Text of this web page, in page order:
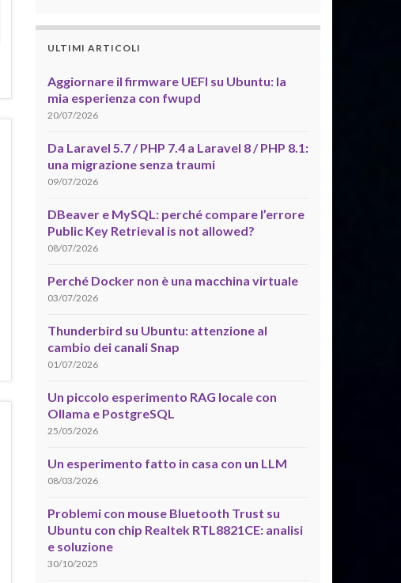
ULTIMI ARTICOLI
Aggiornare il firmware UEFI su Ubuntu: la
mia esperienza con fwupd
20/07/2026
Da Laravel 5.7 / PHP 7.4 a Laravel 8 / PHP 8.1:
una migrazione senza traumi
09/07/2026
DBeaver e MySQL: perché compare l’errore
Public Key Retrieval is not allowed?
08/07/2026
Perché Docker non è una macchina virtuale
03/07/2026
Thunderbird su Ubuntu: attenzione al
cambio dei canali Snap
01/07/2026
Un piccolo esperimento RAG locale con
Ollama e PostgreSQL
25/05/2026
Un esperimento fatto in casa con un LLM
08/03/2026
Problemi con mouse Bluetooth Trust su
Ubuntu con chip Realtek RTL8821CE: analisi
e soluzione
30/10/2025